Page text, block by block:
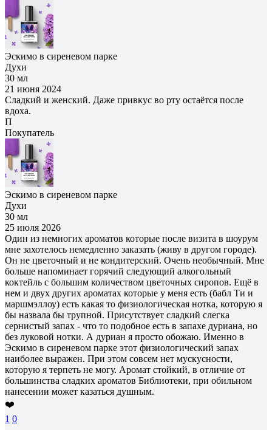
Эскимо в сиреневом парке
Духи
30 мл
21 июня 2024
Сладкий и женский. Даже привкус во рту остаётся после
вдоха.
П
Покупатель
Эскимо в сиреневом парке
Духи
30 мл
25 июля 2026
Один из немногих ароматов которые после визита в шоурум
мне захотелось немедленно заказать (живу в другом городе).
Он не цветочный и не кондитерский. Очень необычный. Мне
больше напоминает горячий следующий алкогольный
коктейль с большим количеством цветочных сиропов. Ещё в
нем и двух других ароматах которые у меня есть (бабл Ти и
маршмэллоу) есть какая то физиологическая нотка, которую я
бы назвала бы трупной. Присутствует сладкий слегка
сернистый запах - что то подобное есть в запахе дуриана, но
без луковой нотки. А дуриан я просто обожаю. Именно в
Эскимо в сиреневом парке этот физиологический запах
наиболее выражен. При этом совсем нет мускусности,
которую я терпеть не могу. Аромат стойкий, в отличие от
большинства сладких ароматов Библиотеки, при обильном
нанесении может казаться душным.
❤️
1 0